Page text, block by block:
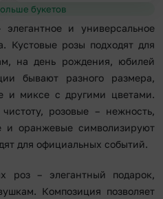
Показать больше букетов
и универсальное
Кустовые розы подходят для
на день рождения, юбилей
бывают разного размера,
и миксе с другими цветами.
розовые – нежность,
и оранжевые символизируют
для официальных событий.
роз – элегантный подарок,
Композиция позволяет